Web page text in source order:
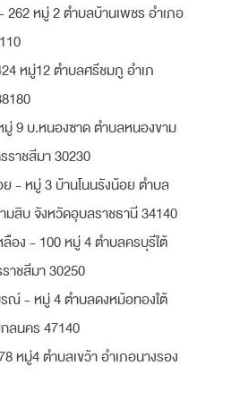
262 หมู่ 2 ตำบลบ้านเพชร อำเภอ
หมู่12 ตำบลศรีชมภู อำเภ
มู่ 9 บ.หนองซาด ตำบลหนองขาม
ราชสีมา 30230
ย - หมู่ 3 บ้านโนนรังน้อย ตำบล
มสิบ จังหวัดอุบลราชธานี 34140
ลือง - 100 หมู่ 4 ตำบลครบุรีใต้
าชสีมา 30250
รณ์ - หมู่ 4 ตำบลดงหม้อทองใต้
ลนคร 47140
หมู่4 ตำบลเขว้า อำเภอนางรอง